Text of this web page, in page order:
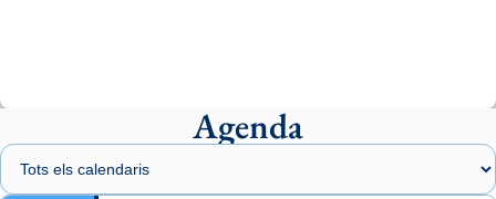
presidit aquest 27 de juliol la missa de Les
Santes de Mataró.
🔗
Agenda